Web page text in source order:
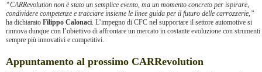
“CARRevolution non è stato un semplice evento, ma un momento concreto per ispirare,
condividere competenze e tracciare insieme le linee guida per il futuro delle carrozzerie,”
ha dichiarato Filippo Calonaci. L’impegno di CFC nel supportare il settore automotive si
rinnova dunque con l’obiettivo di affrontare un mercato in costante evoluzione con strumenti
sempre più innovativi e competitivi.
Appuntamento al prossimo CARRevolution